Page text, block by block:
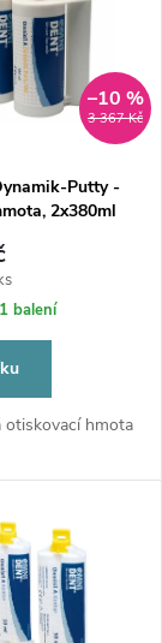
3 367 Kč
–10 %
Putty -
2x380ml
1 balení
hmota